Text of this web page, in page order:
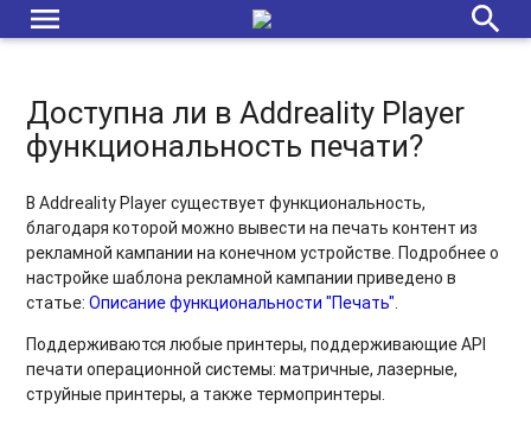
menu
Работает ли Addreality Player на Проф. панелях?
Чёрный экран. Что делать?
Подходят ли операционные системы Windows 10 для Digital
Signage?
Сбой в работе плеера. Что делать?
Механизмы целостности и отказоустойчивости
search
Доступна ли в Addreality Player
функциональность печати?
В Addreality Player существует функциональность,
благодаря которой можно вывести на печать контент из
рекламной кампании на конечном устройстве. Подробнее о
настройке шаблона рекламной кампании приведено в
статье:Описание функциональности "Печать".
Поддерживаются любые принтеры, поддерживающие API
печати операционной системы: матричные, лазерные,
струйные принтеры, а также термопринтеры.